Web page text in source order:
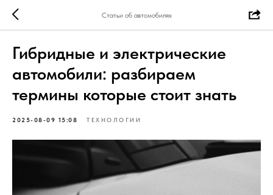
Статьи об автомобилях
Гибридные и электрические
автомобили: разбираем
термины которые стоит знать
2025-08-09 15:08 ТЕХНОЛОГИИ